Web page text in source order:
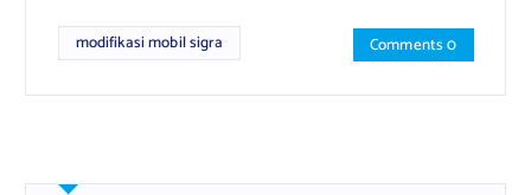
modifikasi mobil sigra Comments 0